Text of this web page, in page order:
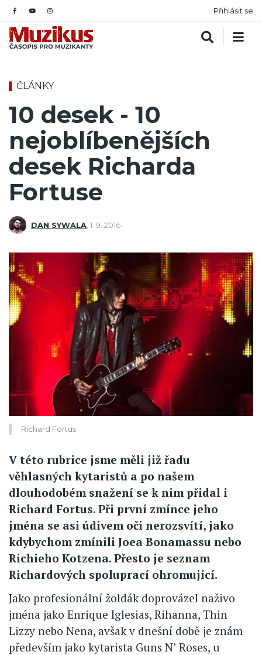
Přihlásit se
ČLÁNKY
10 desek - 10
nejoblíbenějších
desek Richarda
Fortuse
DAN SYWALA 1. 9. 2016
Richard Fortus
V této rubrice jsme měli již řadu
věhlasných kytaristů a po našem
dlouhodobém snažení se k nim přidal i
Richard Fortus. Při první zmínce jeho
jména se asi údivem oči nerozsvítí, jako
kdybychom zmínili Joea Bonamassu nebo
Richieho Kotzena. Přesto je seznam
Richardových spoluprací ohromující.
Jako profesionální žoldák doprovázel naživo
jména jako Enrique Iglesias, Rihanna, Thin
Lizzy nebo Nena, avšak v dnešní době je znám
především jako kytarista Guns N’ Roses, u